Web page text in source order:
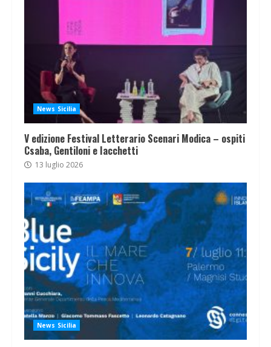
News Sicilia
V edizione Festival Letterario Scenari Modica – ospiti
Csaba, Gentiloni e Iacchetti
13 luglio 2026
News Sicilia